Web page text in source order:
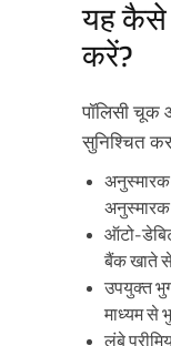
यह कैसे
करें?
पॉलिसी
सुनिश्चित
अनुस्मारक
ऑटो-
बैंक खाते से
उपयुक्त
माध्यम से
लंबे